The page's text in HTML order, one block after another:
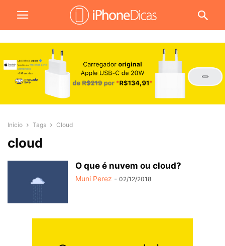
Início Tags Cloud
cloud
O que é nuvem ou cloud?
Muni Perez - 02/12/2018